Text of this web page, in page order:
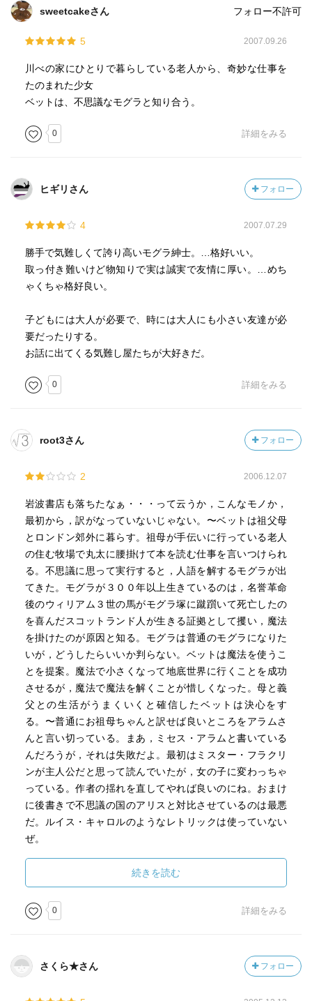
sweetcakeさん フォロー不許可
5 2007.09.26
川べの家にひとりで暮らしている老人から、奇妙な仕事を
たのまれた少女
ベットは、不思議なモグラと知り合う。
0 詳細をみる
ヒギリさん フォロー
4 2007.07.29
勝手で気難しくて誇り高いモグラ紳士。…格好いい。
取っ付き難いけど物知りで実は誠実で友情に厚い。…めち
ゃくちゃ格好良い。
子どもには大人が必要で、時には大人にも小さい友達が必
要だったりする。
お話に出てくる気難し屋たちが大好きだ。
0 詳細をみる
root3さん フォロー
2 2006.12.07
岩波書店も落ちたなぁ・・・って云うか，こんなモノか，
最初から，訳がなっていないじゃない。〜ベットは祖父母
とロンドン郊外に暮らす。祖母が手伝いに行っている老人
の住む牧場で丸太に腰掛けて本を読む仕事を言いつけられ
る。不思議に思って実行すると，人語を解するモグラが出
てきた。モグラが３００年以上生きているのは，名誉革命
後のウィリアム３世の馬がモグラ塚に蹴躓いて死亡したの
を喜んだスコットランド人が生きる証拠として攫い，魔法
を掛けたのが原因と知る。モグラは普通のモグラになりた
いが，どうしたらいいか判らない。ベットは魔法を使うこ
とを提案。魔法で小さくなって地底世界に行くことを成功
させるが，魔法で魔法を解くことが惜しくなった。母と義
父との生活がうまくいくと確信したベットは決心をす
る。〜普通にお祖母ちゃんと訳せば良いところをアラムさ
んと言い切っている。まあ，ミセス・アラムと書いている
んだろうが，それは失敗だよ。最初はミスター・フラクリ
ンが主人公だと思って読んでいたが，女の子に変わっちゃ
っている。作者の揺れを直してやれば良いのにね。おまけ
に後書きで不思議の国のアリスと対比させているのは最悪
だ。ルイス・キャロルのようなレトリックは使っていない
ぜ。
続きを読む
0 詳細をみる
さくら★さん フォロー